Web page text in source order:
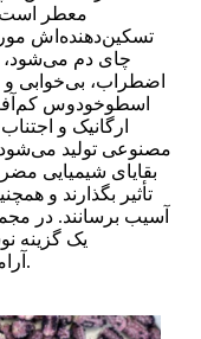
معطر است
تسکین‌دهنده‌اش
چای دم می‌شود،
اضطراب،
اسطوخودوس
ارگانیک و
مصنوعی تولید
بقایای شیمیایی
تأثیر بگذارند و
آسیب برسانند. در
یک گزینه
آرامش‌بخش و تسکین‌دهنده را فراهم می‌کند.